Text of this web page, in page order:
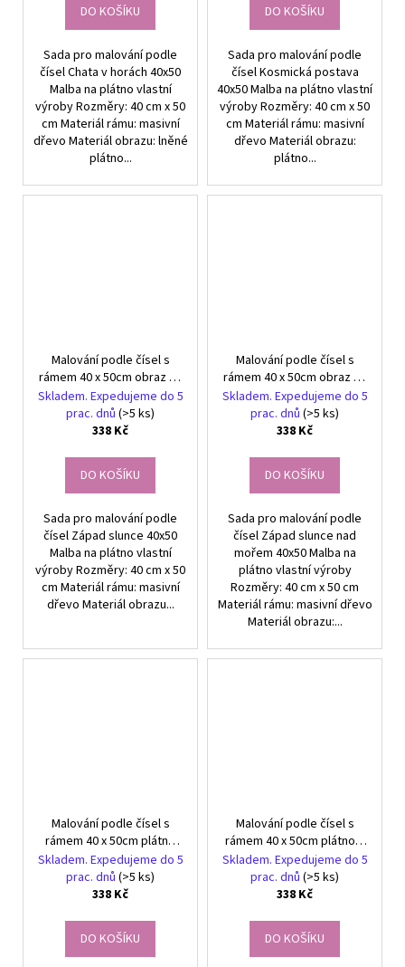
DO KOŠÍKU
Sada pro malování podle
čísel Chata v horách 40x50
Malba na plátno vlastní
výroby Rozměry: 40 cm x 50
cm Materiál rámu: masivní
dřevo Materiál obrazu: lněné
plátno...
DO KOŠÍKU
Sada pro malování podle
čísel Kosmická postava
40x50 Malba na plátno vlastní
výroby Rozměry: 40 cm x 50
cm Materiál rámu: masivní
dřevo Materiál obrazu:
plátno...
Malování podle čísel s
rámem 40 x 50cm obraz na
plátně Západ slunce
Skladem. Expedujeme do 5
prac. dnů (>5 ks)
338 Kč
DO KOŠÍKU
Sada pro malování podle
čísel Západ slunce 40x50
Malba na plátno vlastní
výroby Rozměry: 40 cm x 50
cm Materiál rámu: masivní
dřevo Materiál obrazu...
Malování podle čísel s
rámem 40 x 50cm obraz na
plátně Západ slunce na
moři
Skladem. Expedujeme do 5
prac. dnů (>5 ks)
338 Kč
DO KOŠÍKU
Sada pro malování podle
čísel Západ slunce nad
mořem 40x50 Malba na
plátno vlastní výroby
Rozměry: 40 cm x 50 cm
Materiál rámu: masivní dřevo
Materiál obrazu:...
Malování podle čísel s
rámem 40 x 50cm plátno
Houslista
Skladem. Expedujeme do 5
prac. dnů (>5 ks)
338 Kč
DO KOŠÍKU
Malování podle čísel s
rámem 40 x 50cm plátno s
motivem hory Fudži a
Sakury
Skladem. Expedujeme do 5
prac. dnů (>5 ks)
338 Kč
DO KOŠÍKU